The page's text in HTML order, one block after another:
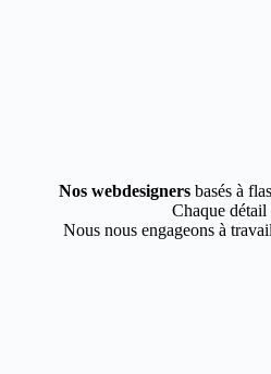
Nos webdesignersbasés à
Chaque détail
Nous nous engageons à